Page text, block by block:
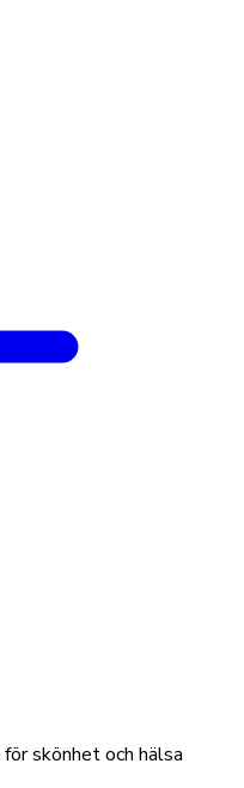
skönhet och hälsa